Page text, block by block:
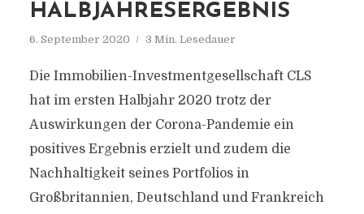
HALBJAHRESERGEBNIS
6. September 2020 3 Min. Lesedauer
Die Immobilien-Investmentgesellschaft CLS
hat im ersten Halbjahr 2020 trotz der
Auswirkungen der Corona-Pandemie ein
positives Ergebnis erzielt und zudem die
Nachhaltigkeit seines Portfolios in
Großbritannien, Deutschland und Frankreich